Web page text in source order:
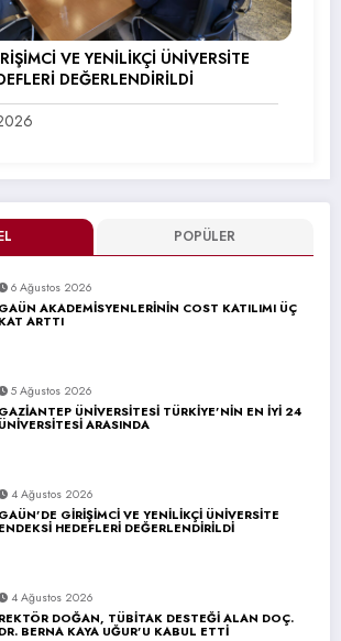
POPÜLER
6 Ağustos 2026
GAÜN AKADEMİSYENLERİNİN COST KATILIMI ÜÇ
KAT ARTTI
5 Ağustos 2026
GAZİANTEP ÜNİVERSİTESİ TÜRKİYE’NİN EN İYİ 24
ÜNİVERSİTESİ ARASINDA
4 Ağustos 2026
GAÜN’DE GİRİŞİMCİ VE YENİLİKÇİ ÜNİVERSİTE
ENDEKSİ HEDEFLERİ DEĞERLENDİRİLDİ
4 Ağustos 2026
REKTÖR DOĞAN, TÜBİTAK DESTEĞİ ALAN DOÇ.
DR. BERNA KAYA UĞUR’U KABUL ETTİ
VE YENİLİKÇİ ÜNİVERSİTE
DEĞERLENDİRİLDİ